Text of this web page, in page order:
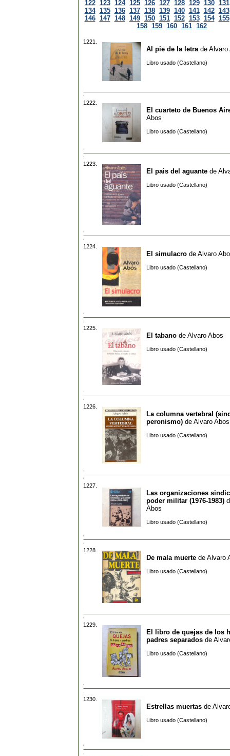
122 123 124 125 126 127 128 129 130 131
134 135 136 137 138 139 140 141 142 143
146 147 148 149 150 151 152 153 154 155
158 159 160 161 162
1221.
Al pie de la letra de Alvaro
Libro usado (Castellano)
1222.
El cuarteto de Buenos
Abos
Libro usado (Castellano)
1223.
El pais del aguante de
Libro usado (Castellano)
1224.
El simulacro de Alvaro
Libro usado (Castellano)
1225.
El tabano de Alvaro Abos
Libro usado (Castellano)
1226.
La columna vertebral
peronismo) de Alvaro Abos
Libro usado (Castellano)
1227.
Las organizaciones
poder militar (1976-1983)
Abos
Libro usado (Castellano)
1228.
De mala muerte de Alvaro
Libro usado (Castellano)
1229.
El libro de quejas de los
padres separados de
Libro usado (Castellano)
1230.
Estrellas muertas de
Libro usado (Castellano)